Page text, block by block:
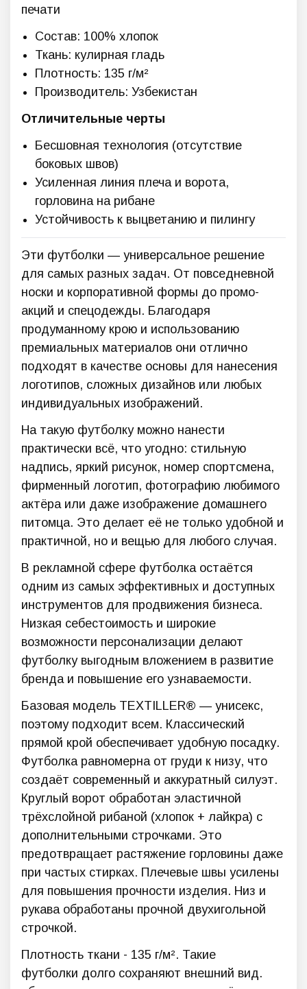
печати
Состав: 100% хлопок
Ткань: кулирная гладь
Плотность: 135 г/м²
Производитель: Узбекистан
Отличительные черты
Бесшовная технология (отсутствие
боковых швов)
Усиленная линия плеча и ворота,
горловина на рибане
Устойчивость к выцветанию и пилингу
Эти футболки — универсальное решение
для самых разных задач. От повседневной
носки и корпоративной формы до промо-
акций и спецодежды. Благодаря
продуманному крою и использованию
премиальных материалов они отлично
подходят в качестве основы для нанесения
логотипов, сложных дизайнов или любых
индивидуальных изображений.
На такую футболку можно нанести
практически всё, что угодно: стильную
надпись, яркий рисунок, номер спортсмена,
фирменный логотип, фотографию любимого
актёра или даже изображение домашнего
питомца. Это делает её не только удобной и
практичной, но и вещью для любого случая.
В рекламной сфере футболка остаётся
одним из самых эффективных и доступных
инструментов для продвижения бизнеса.
Низкая себестоимость и широкие
возможности персонализации делают
футболку выгодным вложением в развитие
бренда и повышение его узнаваемости.
Базовая модель TEXTILLER® — унисекс,
поэтому подходит всем. Классический
прямой крой обеспечивает удобную посадку.
Футболка равномерна от груди к низу, что
создаёт современный и аккуратный силуэт.
Круглый ворот обработан эластичной
трёхслойной рибаной (хлопок + лайкра) с
дополнительными строчками. Это
предотвращает растяжение горловины даже
при частых стирках. Плечевые швы усилены
для повышения прочности изделия. Низ и
рукава обработаны прочной двухигольной
строчкой.
Плотность ткани - 135 г/м². Такие
футболки долго сохраняют внешний вид.